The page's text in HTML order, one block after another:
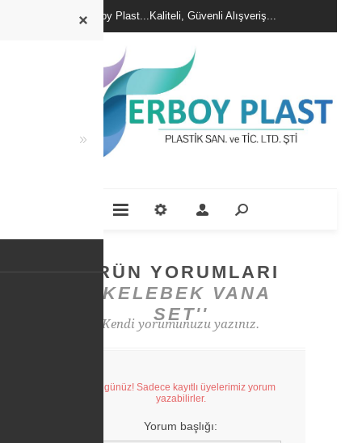
Erboy Plast...Kaliteli, Güvenli Alışveriş...
ÜRÜN YORUMLARI
KELEBEK VANA
SET
Kendi yorumunuzu yazınız.
Üzügünüz! Sadece kayıtlı üyelerimiz yorum
yazabilirler.
Yorum başlığı: